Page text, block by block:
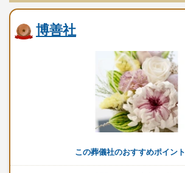
博善社
この葬儀社のおすすめポイント